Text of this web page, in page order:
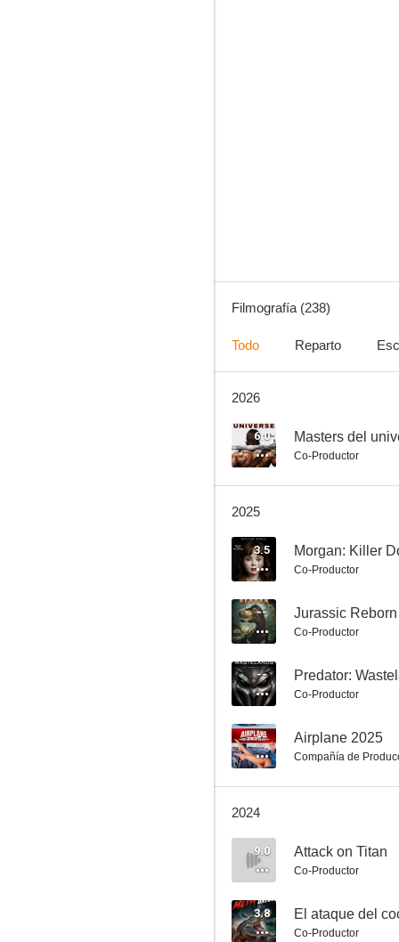
7.4
Sherlock Holmes
7.0
AVH: Alien vs. Hunter
6.4
Filmografía (238)
Todo Reparto
2026
6.0 Masters del
Co-Productor
2025
3.5 Morgan: Killer
Co-Productor
-- Jurassic Reborn
Co-Productor
-- Predator:
Co-Productor
-- Airplane 2025
Compañía de
2024
9.0 Attack on Titan
Co-Productor
3.8 El ataque del
Co-Productor